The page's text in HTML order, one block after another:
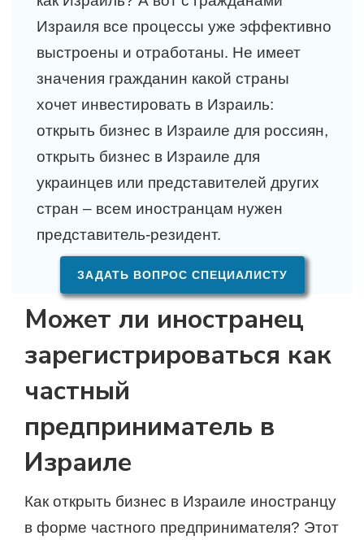
Израиля все процессы уже эффективно
выстроены и отработаны. Не имеет
значения гражданин какой страны
хочет инвестировать в Израиль:
открыть бизнес в Израиле для россиян,
открыть бизнес в Израиле для
украинцев или представителей других
стран – всем иностранцам нужен
представитель-резидент.
ЗАДАТЬ ВОПРОС СПЕЦИАЛИСТУ
Может ли иностранец
зарегистрироваться как
частный
предприниматель в
Израиле
Как открыть бизнес в Израиле иностранцу
в форме частного предпринимателя? Этот